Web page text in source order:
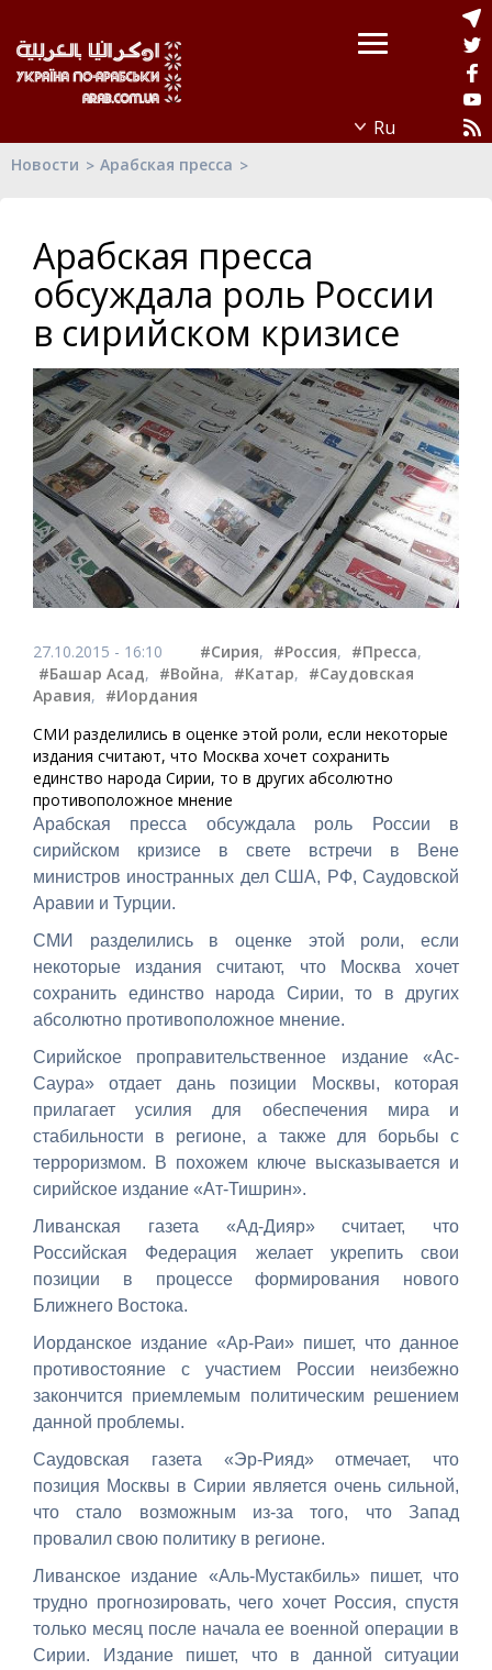
Новости Арабская пресса
Арабская пресса
обсуждала роль России
в сирийском кризисе
27.10.2015 - 16:10 #Сирия, #Россия, #Пресса,
#Башар Асад, #Война, #Катар, #Саудовская
Аравия, #Иордания
СМИ разделились в оценке этой роли, если некоторые
издания считают, что Москва хочет сохранить
единство народа Сирии, то в других абсолютно
противоположное мнение
Арабская пресса обсуждала роль России в
сирийском кризисе в свете встречи в Вене
министров иностранных дел США, РФ, Саудовской
Аравии и Турции.
СМИ разделились в оценке этой роли, если
некоторые издания считают, что Москва хочет
сохранить единство народа Сирии, то в других
абсолютно противоположное мнение.
Сирийское проправительственное издание «Ас-
Саура» отдает дань позиции Москвы, которая
прилагает усилия для обеспечения мира и
стабильности в регионе, а также для борьбы с
терроризмом. В похожем ключе высказывается и
сирийское издание «Ат-Тишрин».
Ливанская газета «Ад-Дияр» считает, что
Российская Федерация желает укрепить свои
позиции в процессе формирования нового
Ближнего Востока.
Иорданское издание «Ар-Раи» пишет, что данное
противостояние с участием России неизбежно
закончится приемлемым политическим решением
данной проблемы.
Саудовская газета «Эр-Рияд» отмечает, что
позиция Москвы в Сирии является очень сильной,
что стало возможным из-за того, что Запад
провалил свою политику в регионе.
Ливанское издание «Аль-Мустакбиль» пишет, что
трудно прогнозировать, чего хочет Россия, спустя
только месяц после начала ее военной операции в
Сирии. Издание пишет, что в данной ситуации